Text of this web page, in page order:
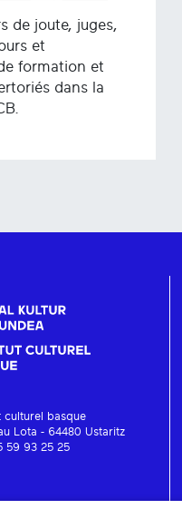
de joute, juges,
et
formation et
dans la
culturel basque
Lota - 64480 Ustaritz
59 93 25 25